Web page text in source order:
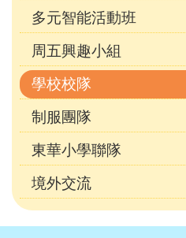
多元智能活動班
周五興趣小組
學校校隊
制服團隊
東華小學聯隊
境外交流